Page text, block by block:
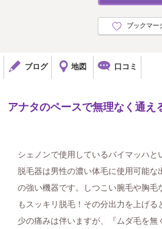
ブックマー
ブログ 地図 口コミ
ナタのペースで無理なく通え
シェノンで使用しているバイマッハと
脱毛器は男性の濃い体毛に使用可能な
の強い機器です。しつこい腕毛や胸毛
もスッキリ脱毛！その分出力を上げる
少の痛みは伴いますが、『ムダ毛を無